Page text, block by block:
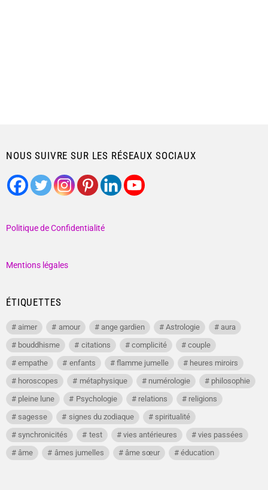
NOUS SUIVRE SUR LES RÉSEAUX SOCIAUX
Politique de Confidentialité
Mentions légales
ÉTIQUETTES
aimer amour ange gardien Astrologie
aura
bouddhisme
citations complicité
couple
empathe
enfants flamme jumelle
heures miroirs
horoscopes
métaphysique numérologie
philosophie
pleine lune
Psychologie relations
religions
sagesse
signes du zodiaque
spiritualité
synchronicités
test vies antérieures
vies passées
âme
âmes jumelles âme sœur éducation